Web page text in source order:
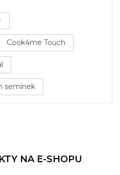
Cook4me Touch
semínek
NA E-SHOPU